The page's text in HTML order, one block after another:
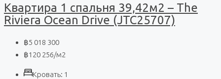
Квартира 1 спальня 39,42м2 – The
Riviera Ocean Drive (JTC25707)
฿5 018 300
฿120 256/м2
Кровать: 1